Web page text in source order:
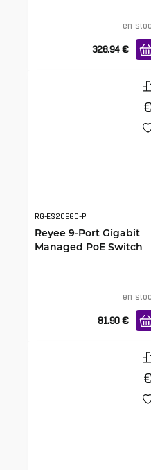
en
328.94 €
RG-ES209GC-P
Reyee 9-Port Gigabit
Managed PoE Switch
en
81.90 €